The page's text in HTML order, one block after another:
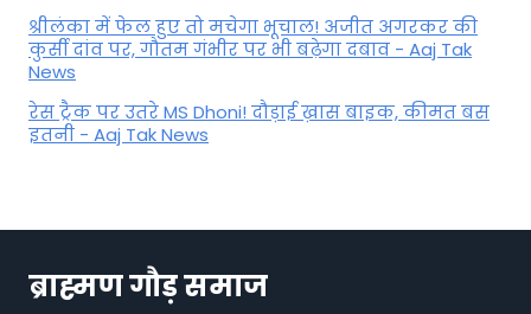
श्रीलंका में फेल हुए तो मचेगा भूचाल! अजीत अगरकर की
कुर्सी दांव पर, गौतम गंभीर पर भी बढ़ेगा दबाव - Aaj Tak
News
रेस ट्रैक पर उतरे MS Dhoni! दौड़ाई ख़ास बाइक, कीमत बस
इतनी - Aaj Tak News
ब्राह्मण गौड़ समाज